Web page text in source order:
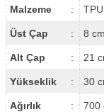
Malzeme : TPU
Üst Çap : 8 cm
Alt Çap : 21
Yükseklik : 30
Ağırlık : 700